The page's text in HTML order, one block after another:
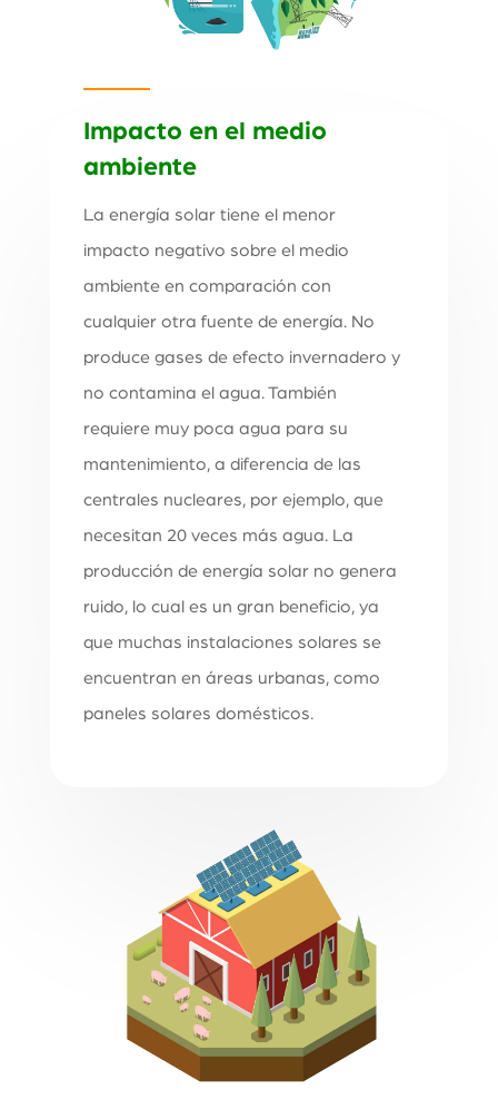
Impacto en el medio
ambiente
La energía solar tiene el menor
impacto negativo sobre el medio
ambiente en comparación con
cualquier otra fuente de energía. No
produce gases de efecto invernadero y
no contamina el agua. También
requiere muy poca agua para su
mantenimiento, a diferencia de las
centrales nucleares, por ejemplo, que
necesitan 20 veces más agua. La
producción de energía solar no genera
ruido, lo cual es un gran beneficio, ya
que muchas instalaciones solares se
encuentran en áreas urbanas, como
paneles solares domésticos.